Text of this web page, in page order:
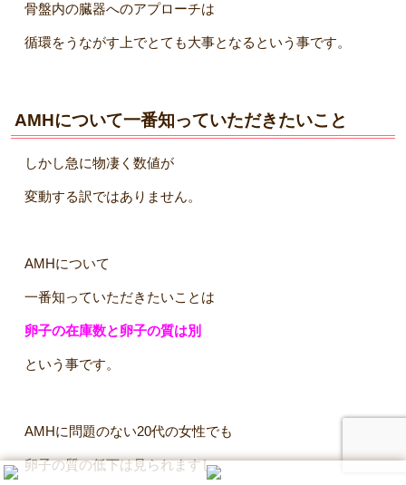
骨盤内の臓器へのアプローチは
循環をうながす上でとても大事となるという事です。
AMHについて一番知っていただきたいこと
しかし急に物凄く数値が
変動する訳ではありません。
AMHについて
一番知っていただきたいことは
卵子の在庫数と卵子の質は別
という事です。
AMHに問題のない20代の女性でも
卵子の質の低下は見られますし